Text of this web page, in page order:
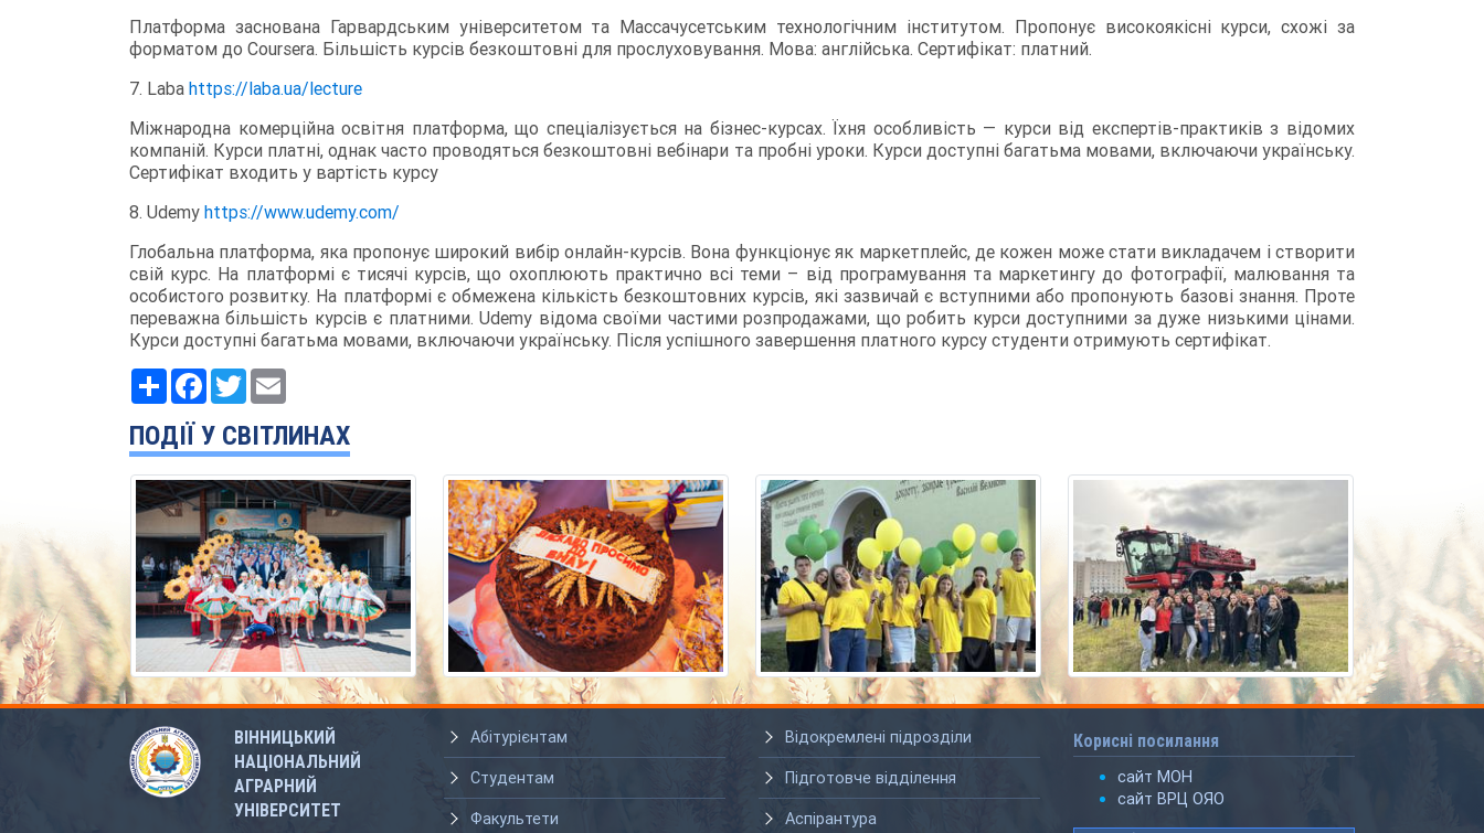
Платформа заснована Гарвардським університетом та Массачусетським технологічним інститутом. Пропонує високоякісні курси, схожі за
форматом до Coursera. Більшість курсів безкоштовні для прослуховування. Мова: англійська. Сертифікат: платний.
7. Laba https://laba.ua/lecture
Міжнародна комерційна освітня платформа, що спеціалізується на бізнес-курсах. Їхня особливість — курси від експертів-практиків з відомих
компаній. Курси платні, однак часто проводяться безкоштовні вебінари та пробні уроки. Курси доступні багатьма мовами, включаючи українську.
Сертифікат входить у вартість курсу
8. Udemy https://www.udemy.com/
Глобальна платформа, яка пропонує широкий вибір онлайн-курсів. Вона функціонує як маркетплейс, де кожен може стати викладачем і створити
свій курс. На платформі є тисячі курсів, що охоплюють практично всі теми – від програмування та маркетингу до фотографії, малювання та
особистого розвитку. На платформі є обмежена кількість безкоштовних курсів, які зазвичай є вступними або пропонують базові знання. Проте
переважна більшість курсів є платними. Udemy відома своїми частими розпродажами, що робить курси доступними за дуже низькими цінами.
Курси доступні багатьма мовами, включаючи українську. Після успішного завершення платного курсу студенти отримують сертифікат.
РесурсFacebook
Twitter
ПОДІЇ У СВІТЛИНАХ
ВІННИЦЬКИЙ
НАЦІОНАЛЬНИЙ
АГРАРНИЙ
УНІВЕРСИТЕТ
Абітурієнтам
Студентам
Факультети
Відокремлені підрозділи
Підготовче відділення
Аспірантура
Корисні посилання
сайт МОН
сайт ВРЦ ОЯО